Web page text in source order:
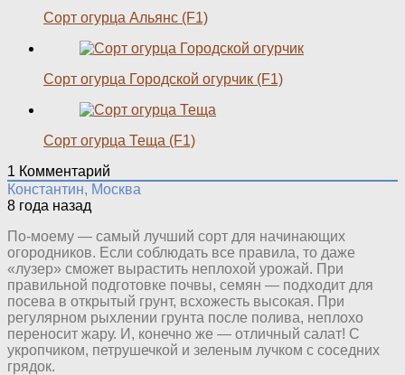
Сорт огурца Альянс (F1)
Сорт огурца Городской огурчик (F1)
Сорт огурца Теща (F1)
1 Комментарий
Константин, Москва
8 года назад
По-моему — самый лучший сорт для начинающих
огородников. Если соблюдать все правила, то даже
«лузер» сможет вырастить неплохой урожай. При
правильной подготовке почвы, семян — подходит для
посева в открытый грунт, всхожесть высокая. При
регулярном рыхлении грунта после полива, неплохо
переносит жару. И, конечно же — отличный салат! С
укропчиком, петрушечкой и зеленым лучком с соседних
грядок.